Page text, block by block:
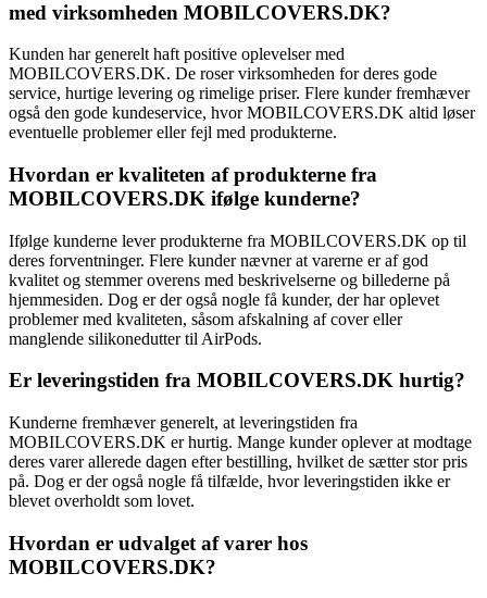
med virksomheden MOBILCOVERS.DK?
Kunden har generelt haft positive oplevelser med
MOBILCOVERS.DK. De roser virksomheden for deres gode
service, hurtige levering og rimelige priser. Flere kunder fremhæver
også den gode kundeservice, hvor MOBILCOVERS.DK altid løser
eventuelle problemer eller fejl med produkterne.
Hvordan er kvaliteten af produkterne fra
MOBILCOVERS.DK ifølge kunderne?
Ifølge kunderne lever produkterne fra MOBILCOVERS.DK op til
deres forventninger. Flere kunder nævner at varerne er af god
kvalitet og stemmer overens med beskrivelserne og billederne på
hjemmesiden. Dog er der også nogle få kunder, der har oplevet
problemer med kvaliteten, såsom afskalning af cover eller
manglende silikonedutter til AirPods.
Er leveringstiden fra MOBILCOVERS.DK hurtig?
Kunderne fremhæver generelt, at leveringstiden fra
MOBILCOVERS.DK er hurtig. Mange kunder oplever at modtage
deres varer allerede dagen efter bestilling, hvilket de sætter stor pris
på. Dog er der også nogle få tilfælde, hvor leveringstiden ikke er
blevet overholdt som lovet.
Hvordan er udvalget af varer hos
MOBILCOVERS.DK?